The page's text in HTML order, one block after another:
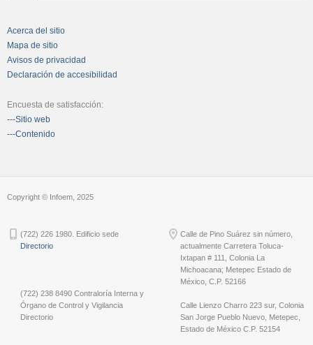
Acerca del sitio
Mapa de sitio
Avisos de privacidad
Declaración de accesibilidad
Encuesta de satisfacción:
---Sitio web
---Contenido
Copyright © Infoem, 2025
(722) 226 1980. Edificio sede
Directorio
(722) 238 8490 Contraloría Interna y
Órgano de Control y Vigilancia
Directorio
Calle de Pino Suárez sin número,
actualmente Carretera Toluca-
Ixtapan # 111, Colonia La
Michoacana; Metepec Estado de
México, C.P. 52166
Calle Lienzo Charro 223 sur, Colonia
San Jorge Pueblo Nuevo, Metepec,
Estado de México C.P. 52154